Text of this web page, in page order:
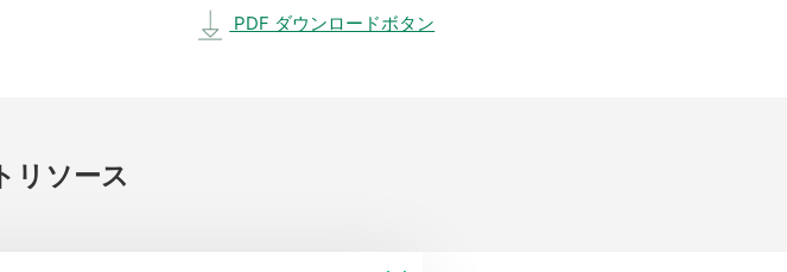
PDF ダウンロードボタン
リソース